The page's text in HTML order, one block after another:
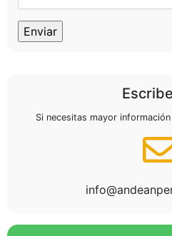
Si necesitas mayor